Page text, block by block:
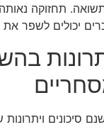
תחזוקה
יכולים לשפר את
סיכונים